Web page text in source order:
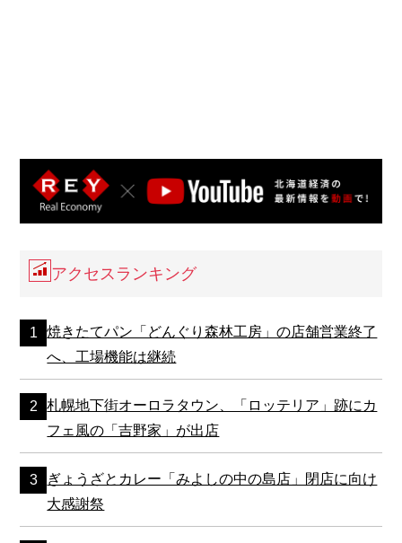
アクセスランキング
焼きたてパン「どんぐり森林工房」の店舗営業終了
へ、工場機能は継続
札幌地下街オーロラタウン、「ロッテリア」跡にカ
フェ風の「吉野家」が出店
ぎょうざとカレー「みよしの中の島店」閉店に向け
大感謝祭